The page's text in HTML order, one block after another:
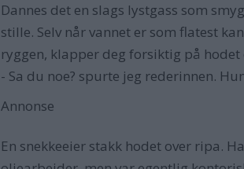
Dannes det en slags lystgass som
stille. Selv når vannet er som flatest
ryggen, klapper deg forsiktig på hodet
- Sa du noe? spurte jeg rederinnen.
Annonse
En snekkeeier stakk hodet over ripa.